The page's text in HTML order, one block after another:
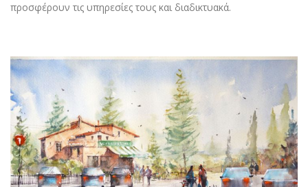
προσφέρουν τις υπηρεσίες τους και διαδικτυακά.